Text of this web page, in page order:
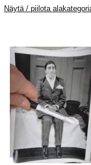
Näytä / piilota